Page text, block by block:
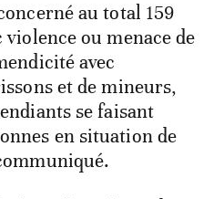
au total 159
violence ou menace de
avec
et de mineurs,
se faisant
en situation de